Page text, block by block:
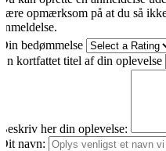
opmærksom på at du så
bedømmelse
kortfattet titel af din oplevelse
her din oplevelse:
navn: